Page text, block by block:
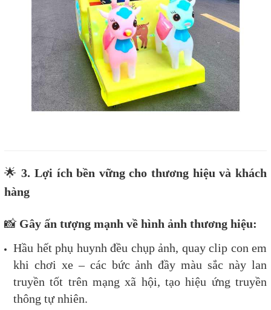
🌟3. Lợi ích bền vững cho thương hiệu và khách
hàng
📸 Gây ấn tượng mạnh về hình ảnh thương hiệu:
Hầu hết phụ huynh đều chụp ảnh, quay clip con em
khi chơi xe – các bức ảnh đầy màu sắc này lan
truyền tốt trên mạng xã hội, tạo hiệu ứng truyền
thông tự nhiên.